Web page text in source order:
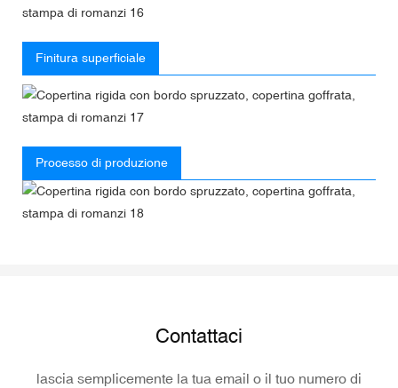
Finitura superficiale
Processo di produzione
Contattaci
lascia semplicemente la tua email o il tuo numero di